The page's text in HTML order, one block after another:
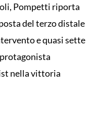
Pompetti riporta
del terzo distale
e quasi sette
nella vittoria